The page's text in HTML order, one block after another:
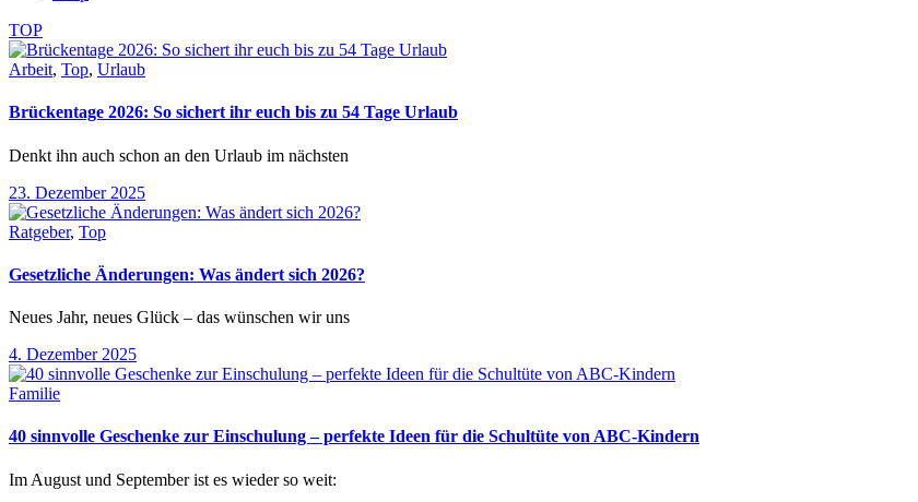
TOP
Arbeit, Top, Urlaub
Brückentage 2026: So sichert ihr euch bis zu 54 Tage Urlaub
Denkt ihn auch schon an den Urlaub im nächsten
23. Dezember 2025
Ratgeber, Top
Gesetzliche Änderungen: Was ändert sich 2026?
Neues Jahr, neues Glück – das wünschen wir uns
4. Dezember 2025
Familie
40 sinnvolle Geschenke zur Einschulung – perfekte Ideen für die Schultüte von ABC-Kindern
Im August und September ist es wieder so weit: